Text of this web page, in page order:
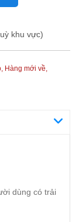
khu vực)
Hàng mới về,
dùng có trải